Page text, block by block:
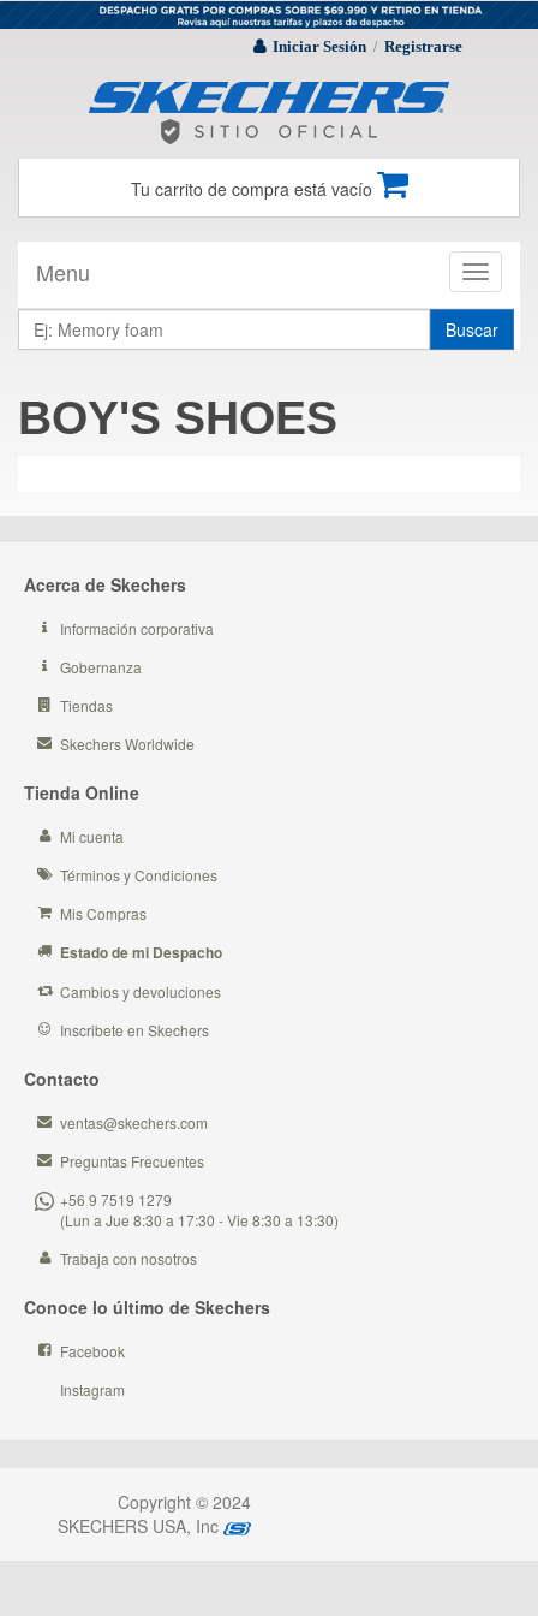
Iniciar Sesión / Registrarse
Tu carrito de compra está vacío
Toggle
Menu
Buscar
BOY'S SHOES
Acerca de Skechers
Información corporativa
Gobernanza
Tiendas
Skechers Worldwide
Tienda Online
Mi cuenta
Términos y Condiciones
Mis Compras
Estado de mi Despacho
Cambios y devoluciones
Inscribete en Skechers
Contacto
ventas@skechers.com
Preguntas Frecuentes
+56 9 7519 1279
(Lun a Jue 8:30 a 17:30 - Vie 8:30 a 13:30)
Trabaja con nosotros
Conoce lo último de Skechers
Facebook
Instagram
Copyright © 2024
SKECHERS USA, Inc